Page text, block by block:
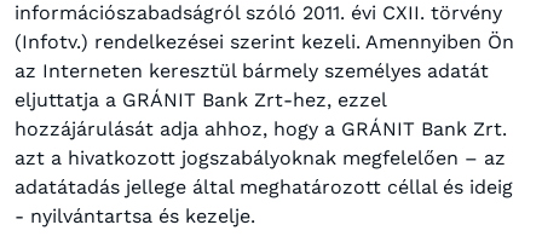
információszabadságról szóló 2011. évi CXII. törvény
(Infotv.) rendelkezései szerint kezeli. Amennyiben Ön
az Interneten keresztül bármely személyes adatát
eljuttatja a GRÁNIT Bank Zrt-hez, ezzel
hozzájárulását adja ahhoz, hogy a GRÁNIT Bank Zrt.
azt a hivatkozott jogszabályoknak megfelelően – az
adatátadás jellege által meghatározott céllal és ideig
- nyilvántartsa és kezelje.